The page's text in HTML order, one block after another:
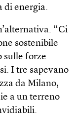
di energia.
“Ci
sostenibile
sulle forze
I tre sapevano
da Milano,
a un terreno